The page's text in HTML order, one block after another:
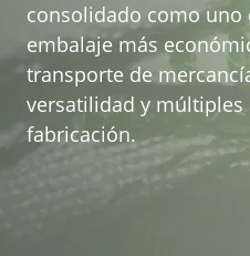
consolidado como uno
embalaje más
transporte de
versatilidad y múltiples
fabricación.